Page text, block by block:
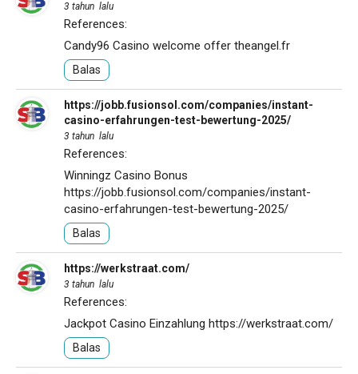
3 tahun lalu
References:
Candy96 Casino welcome offer theangel.fr
Balas
https://jobb.fusionsol.com/companies/instant-
casino-erfahrungen-test-bewertung-2025/
3 tahun lalu
References:
Winningz Casino Bonus
https://jobb.fusionsol.com/companies/instant-
casino-erfahrungen-test-bewertung-2025/
Balas
https://werkstraat.com/
3 tahun lalu
References:
Jackpot Casino Einzahlung https://werkstraat.com/
Balas